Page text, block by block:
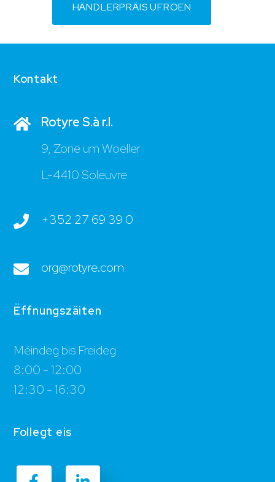
HÄNDLERPRÄIS UFROEN
Kontakt
Rotyre S.à r.l.
9, Zone um Woeller
L-4410 Soleuvre
+352 27 69 39 0
org@rotyre.com
Ëffnungszäiten
Méindeg bis Freideg
8:00 - 12:00
12:30 - 16:30
Follegt eis